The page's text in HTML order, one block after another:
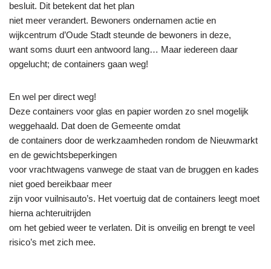
besluit. Dit betekent dat het plan
niet meer verandert. Bewoners ondernamen actie en
wijkcentrum d’Oude Stadt steunde de bewoners in deze,
want soms duurt een antwoord lang… Maar iedereen daar
opgelucht; de containers gaan weg!
En wel per direct weg!
Deze containers voor glas en papier worden zo snel mogelijk
weggehaald. Dat doen de Gemeente omdat
de containers door de werkzaamheden rondom de Nieuwmarkt
en de gewichtsbeperkingen
voor vrachtwagens vanwege de staat van de bruggen en kades
niet goed bereikbaar meer
zijn voor vuilnisauto’s. Het voertuig dat de containers leegt moet
hierna achteruitrijden
om het gebied weer te verlaten. Dit is onveilig en brengt te veel
risico’s met zich mee.